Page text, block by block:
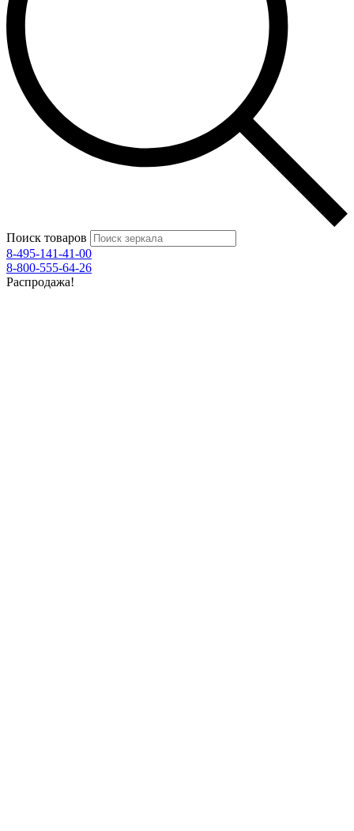
Поиск товаров
8-495-141-41-00
8-800-555-64-26
Распродажа!